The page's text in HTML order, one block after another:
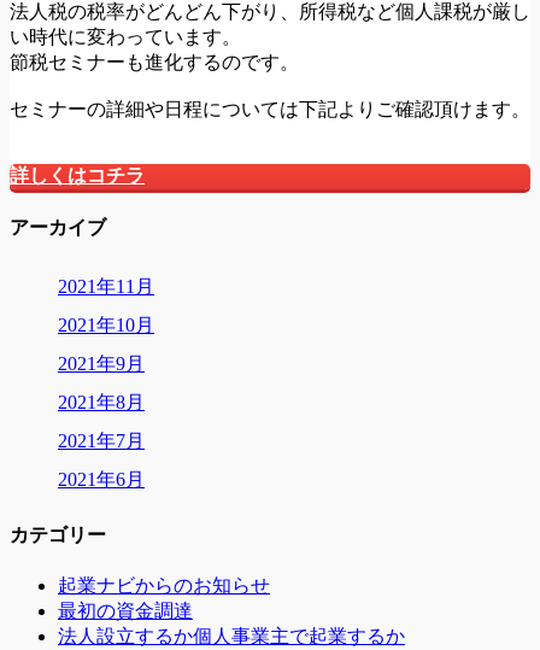
法人税の税率がどんどん下がり、所得税など個人課税が厳し
い時代に変わっています。
節税セミナーも進化するのです。
セミナーの詳細や日程については下記よりご確認頂けます。
詳しくはコチラ
アーカイブ
2021年11月
2021年10月
2021年9月
2021年8月
2021年7月
2021年6月
カテゴリー
起業ナビからのお知らせ
最初の資金調達
法人設立するか個人事業主で起業するか